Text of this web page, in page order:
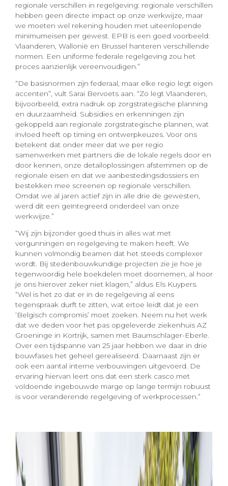
regionale verschillen in regelgeving: regionale verschillen
hebben geen directe impact op onze werkwijze, maar
we moeten wel rekening houden met uiteenlopende
minimumeisen per gewest. EPB is een goed voorbeeld:
Vlaanderen, Wallonië en Brussel hanteren verschillende
normen. Een uniforme federale regelgeving zou het
proces aanzienlijk vereenvoudigen.”
“De basisnormen zijn federaal, maar elke regio legt eigen
accenten”, vult Sarai Bervoets aan. “Zo legt Vlaanderen,
bijvoorbeeld, extra nadruk op zorgstrategische planning
en duurzaamheid. Subsidies en erkenningen zijn
gekoppeld aan regionale zorgstrategische plannen, wat
invloed heeft op timing en ontwerpkeuzes. Voor ons
betekent dat onder meer dat we per regio
samenwerken met partners die de lokale regels door en
door kennen, onze detailoplossingen afstemmen op de
regionale eisen en dat we aanbestedingsdossiers en
bestekken mee screenen op regionale verschillen.
Omdat we al jaren actief zijn in alle drie de gewesten,
werd dit een geïntegreerd onderdeel van onze
werkwijze.”
“Wij zijn bijzonder goed thuis in alles wat met
vergunningen en regelgeving te maken heeft. We
kunnen volmondig beamen dat het steeds complexer
wordt. Bij stedenbouwkundige projecten zie je hoe je
tegenwoordig hele boekdelen moet doornemen, al hoor
je ons hierover zeker niet klagen,” aldus Els Kuypers.
“Wel is het zo dat er in de regelgeving al eens
tegenspraak durft te zitten, wat ertoe leidt dat je een
‘Belgisch compromis’ moet zoeken. Neem nu het werk
dat we deden voor het pas opgeleverde ziekenhuis AZ
Groeninge in Kortrijk, samen met Baumschlager-Eberle.
Over een tijdspanne van 25 jaar hebben we daar in drie
bouwfases het geheel gerealiseerd. Daarnaast zijn er
ook een aantal interne verbouwingen uitgevoerd. De
ervaring hiervan leert ons dat een sterk casco met
voldoende ingebouwde marge op lange termijn robuust
is voor veranderende regelgeving of werkprocessen.”